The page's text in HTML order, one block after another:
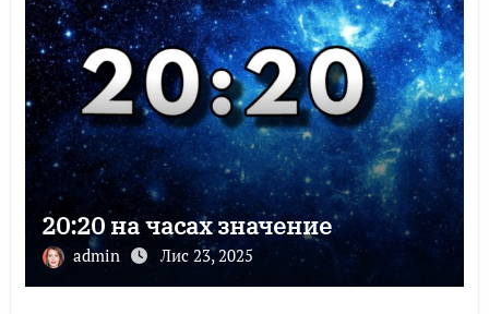
20:20 на часах значение
admin Лис 23, 2025